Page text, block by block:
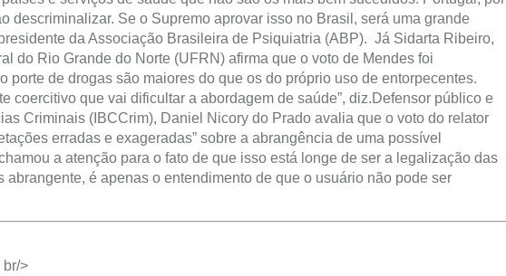
descriminalizar. Se o Supremo aprovar isso no Brasil, será uma grande
da Associação Brasileira de Psiquiatria (ABP). Já Sidarta Ribeiro,
do Rio Grande do Norte (UFRN) afirma que o voto de Mendes foi
porte de drogas são maiores do que os do próprio uso de entorpecentes.
coercitivo que vai dificultar a abordagem de saúde”, diz.Defensor público e
Criminais (IBCCrim), Daniel Nicory do Prado avalia que o voto do relator
erradas e exageradas” sobre a abrangência de uma possível
a atenção para o fato de que isso está longe de ser a legalização das
é apenas o entendimento de que o usuário não pode ser
br/>